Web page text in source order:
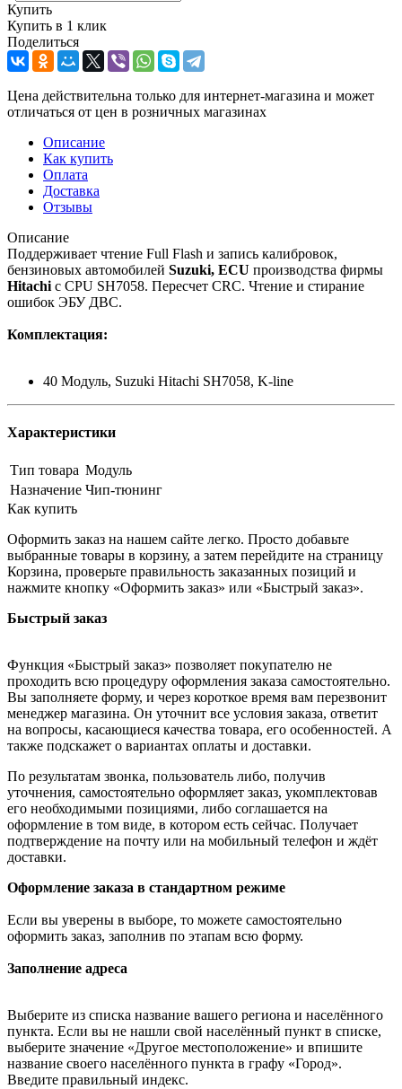
Купить
Купить в 1 клик
Поделиться
Цена действительна только для интернет-магазина и может
отличаться от цен в розничных магазинах
Описание
Как купить
Оплата
Доставка
Отзывы
Описание
Поддерживает чтение Full Flash и запись калибровок,
бензиновых автомобилей Suzuki, ECU производства фирмы
Hitachi c CPU SH7058. Пересчет CRC. Чтение и стирание
ошибок ЭБУ ДВС.
Комплектация:
40 Модуль, Suzuki Hitachi SH7058, K-line
Характеристики
Тип товара Модуль
Назначение Чип-тюнинг
Как купить
Оформить заказ на нашем сайте легко. Просто добавьте
выбранные товары в корзину, а затем перейдите на страницу
Корзина, проверьте правильность заказанных позиций и
нажмите кнопку «Оформить заказ» или «Быстрый заказ».
Быстрый заказ
Функция «Быстрый заказ» позволяет покупателю не
проходить всю процедуру оформления заказа самостоятельно.
Вы заполняете форму, и через короткое время вам перезвонит
менеджер магазина. Он уточнит все условия заказа, ответит
на вопросы, касающиеся качества товара, его особенностей. А
также подскажет о вариантах оплаты и доставки.
По результатам звонка, пользователь либо, получив
уточнения, самостоятельно оформляет заказ, укомплектовав
его необходимыми позициями, либо соглашается на
оформление в том виде, в котором есть сейчас. Получает
подтверждение на почту или на мобильный телефон и ждёт
доставки.
Оформление заказа в стандартном режиме
Если вы уверены в выборе, то можете самостоятельно
оформить заказ, заполнив по этапам всю форму.
Заполнение адреса
Выберите из списка название вашего региона и населённого
пункта. Если вы не нашли свой населённый пункт в списке,
выберите значение «Другое местоположение» и впишите
название своего населённого пункта в графу «Город».
Введите правильный индекс.